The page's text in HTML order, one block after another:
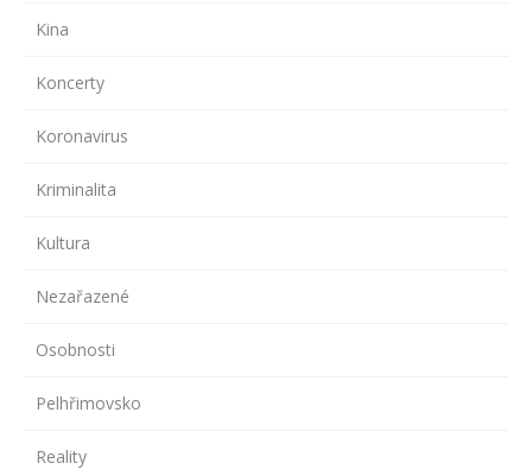
Kina
Koncerty
Koronavirus
Kriminalita
Kultura
Nezařazené
Osobnosti
Pelhřimovsko
Reality